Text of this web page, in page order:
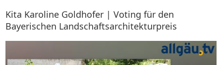
Kita Karoline Goldhofer | Voting für den
Bayerischen Landschaftsarchitekturpreis